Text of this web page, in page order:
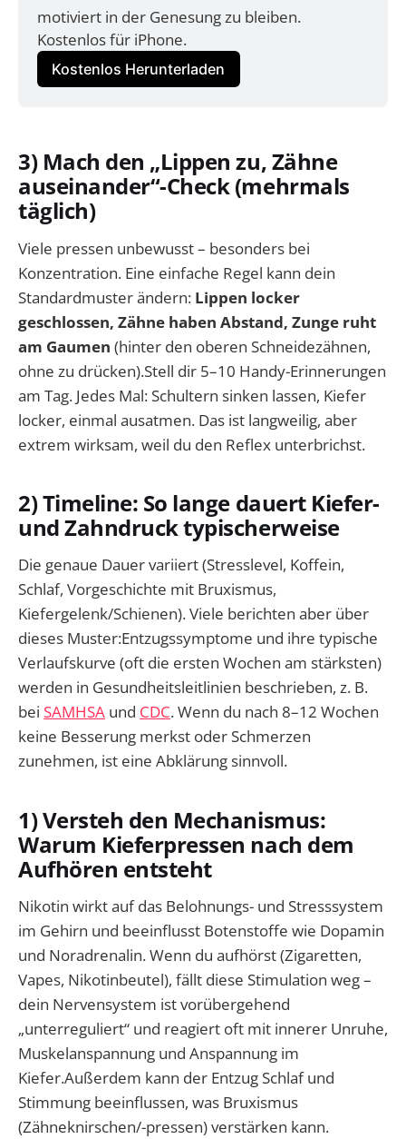
motiviert in der Genesung zu bleiben.
Kostenlos für iPhone.
Kostenlos Herunterladen
3) Mach den „Lippen zu, Zähne
auseinander“-Check (mehrmals
täglich)
Viele pressen unbewusst – besonders bei
Konzentration. Eine einfache Regel kann dein
Standardmuster ändern: Lippen locker
geschlossen, Zähne haben Abstand, Zunge ruht
am Gaumen (hinter den oberen Schneidezähnen,
ohne zu drücken).Stell dir 5–10 Handy-Erinnerungen
am Tag. Jedes Mal: Schultern sinken lassen, Kiefer
locker, einmal ausatmen. Das ist langweilig, aber
extrem wirksam, weil du den Reflex unterbrichst.
2) Timeline: So lange dauert Kiefer-
und Zahndruck typischerweise
Die genaue Dauer variiert (Stresslevel, Koffein,
Schlaf, Vorgeschichte mit Bruxismus,
Kiefergelenk/Schienen). Viele berichten aber über
dieses Muster:Entzugssymptome und ihre typische
Verlaufskurve (oft die ersten Wochen am stärksten)
werden in Gesundheitsleitlinien beschrieben, z. B.
bei SAMHSA und CDC. Wenn du nach 8–12 Wochen
keine Besserung merkst oder Schmerzen
zunehmen, ist eine Abklärung sinnvoll.
1) Versteh den Mechanismus:
Warum Kieferpressen nach dem
Aufhören entsteht
Nikotin wirkt auf das Belohnungs- und Stresssystem
im Gehirn und beeinflusst Botenstoffe wie Dopamin
und Noradrenalin. Wenn du aufhörst (Zigaretten,
Vapes, Nikotinbeutel), fällt diese Stimulation weg –
dein Nervensystem ist vorübergehend
„unterreguliert“ und reagiert oft mit innerer Unruhe,
Muskelanspannung und Anspannung im
Kiefer.Außerdem kann der Entzug Schlaf und
Stimmung beeinflussen, was Bruxismus
(Zähneknirschen/-pressen) verstärken kann.